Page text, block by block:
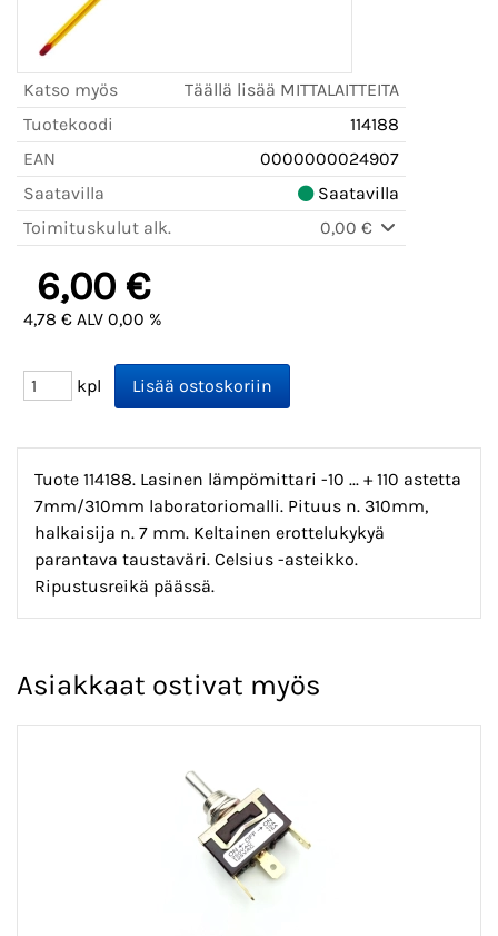
Katso myös
Täällä lisää MITTALAITTEITA
Tuotekoodi
114188
EAN
0000000024907
Saatavilla
Saatavilla
Toimituskulut alk.
0,00 €
6,00 €
4,78 € ALV 0,00 %
kpl
Tuote 114188. Lasinen lämpömittari -10 ... + 110 astetta
7mm/310mm laboratoriomalli. Pituus n. 310mm,
halkaisija n. 7 mm. Keltainen erottelukykyä
parantava taustaväri. Celsius -asteikko.
Ripustusreikä päässä.
Asiakkaat ostivat myös